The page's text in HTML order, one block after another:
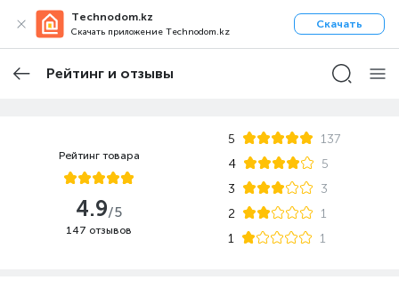
Technodom.kz
Скачать приложение Technodom.kz
Скачать
Рейтинг и отзывы
Рейтинг товара
4.9/5
147 отзывов
5
137
4
5
3
3
2
1
1
1